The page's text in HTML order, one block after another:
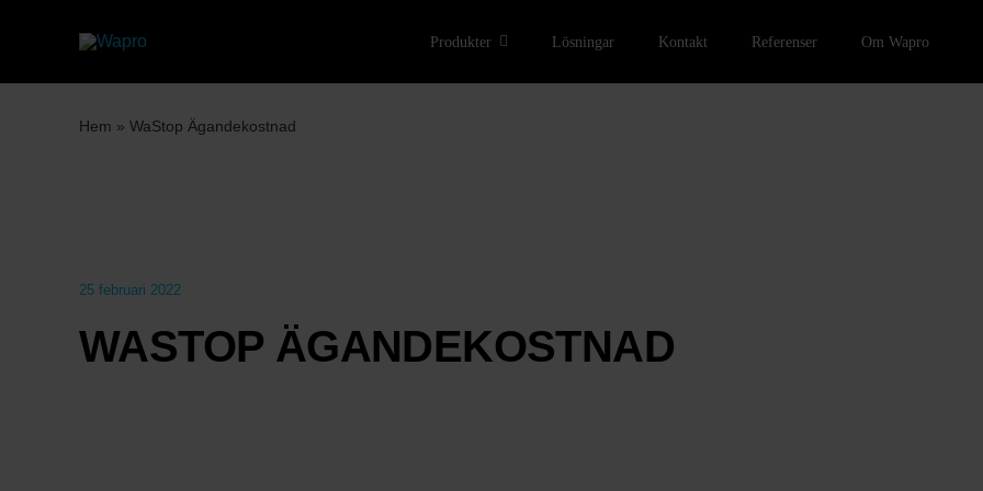
Produkter Lösningar Kontakt Referenser Om Wapro
Hem » WaStop Ägandekostnad
25 februari 2022
WASTOP ÄGANDEKOSTNAD